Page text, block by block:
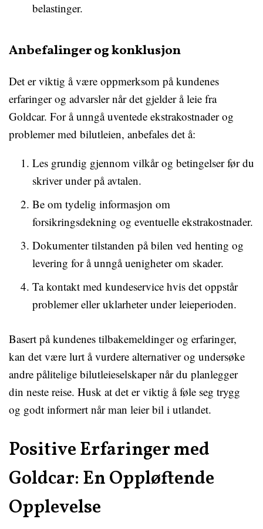
belastinger.
Anbefalinger og konklusjon
Det er viktig å være oppmerksom på kundenes
erfaringer og advarsler når det gjelder å leie fra
Goldcar. For å unngå uventede ekstrakostnader og
problemer med bilutleien, anbefales det å:
Les grundig gjennom vilkår og betingelser før du
skriver under på avtalen.
Be om tydelig informasjon om
forsikringsdekning og eventuelle ekstrakostnader.
Dokumenter tilstanden på bilen ved henting og
levering for å unngå uenigheter om skader.
Ta kontakt med kundeservice hvis det oppstår
problemer eller uklarheter under leieperioden.
Basert på kundenes tilbakemeldinger og erfaringer,
kan det være lurt å vurdere alternativer og undersøke
andre pålitelige bilutleieselskaper når du planlegger
din neste reise. Husk at det er viktig å føle seg trygg
og godt informert når man leier bil i utlandet.
Positive Erfaringer med
Goldcar: En Oppløftende
Opplevelse